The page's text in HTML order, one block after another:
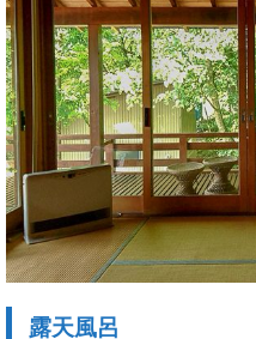
露天風呂